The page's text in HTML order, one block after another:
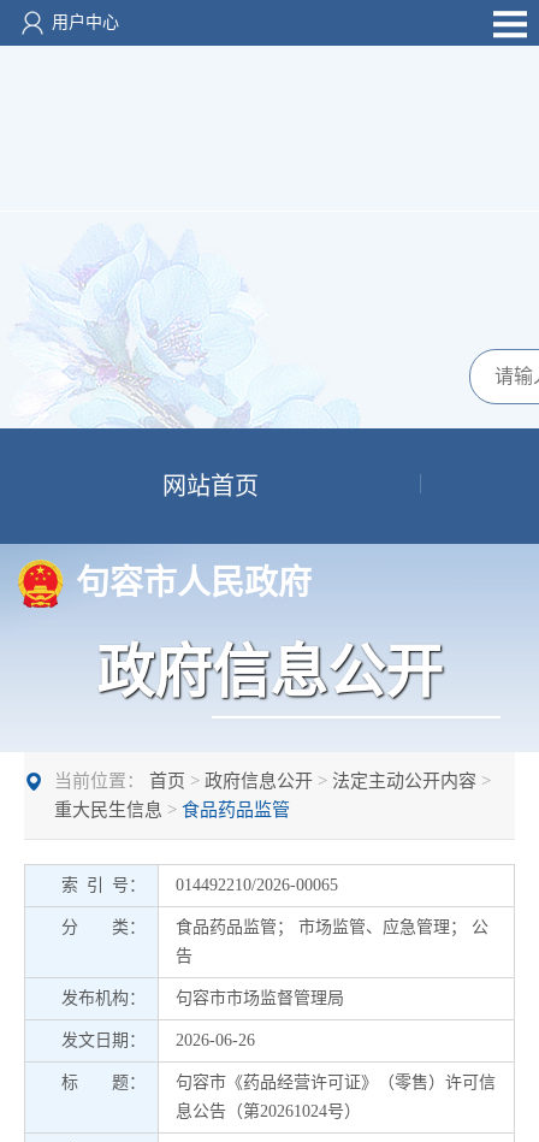
用户中心
网站首页
句容市人民政府
政府信息公开
当前位置： 首页 > 政府信息公开 > 法定主动公开内容 >
重大民生信息 > 食品药品监管
索 引 号： 014492210/2026-00065
分 类： 食品药品监管 ； 市场监管、应急管理 ；
公
告
发布机构： 句容市市场监督管理局
发文日期： 2026-06-26
标 题：
句容市《药品经营许可证》（零售）许可信
息公告（第20261024号）